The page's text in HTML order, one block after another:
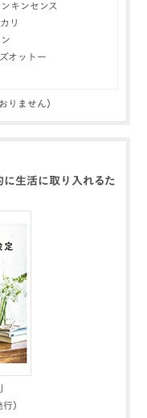
キンセンス
リ
オットー
りません）
に生活に取り入れるた
）